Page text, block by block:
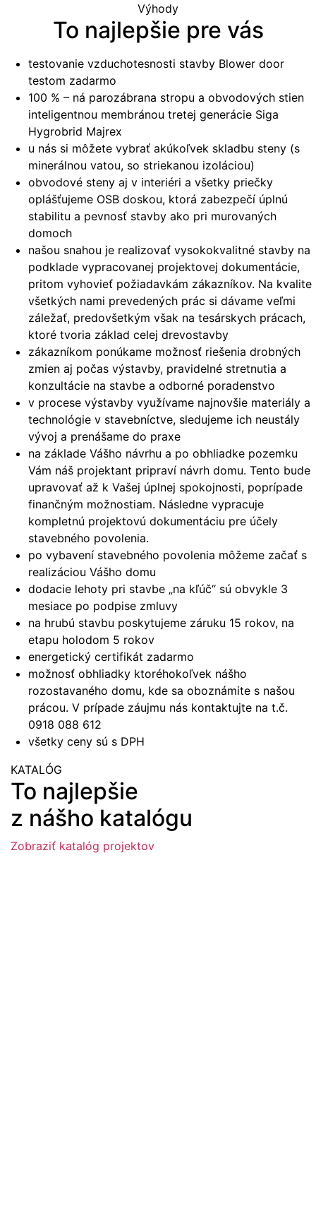
Výhody
To najlepšie pre vás
testovanie vzduchotesnosti stavby Blower door
testom zadarmo
100 % – ná parozábrana stropu a obvodových stien
inteligentnou membránou tretej generácie Siga
Hygrobrid Majrex
u nás si môžete vybrať akúkoľvek skladbu steny (s
minerálnou vatou, so striekanou izoláciou)
obvodové steny aj v interiéri a všetky priečky
oplášťujeme OSB doskou, ktorá zabezpečí úplnú
stabilitu a pevnosť stavby ako pri murovaných
domoch
našou snahou je realizovať vysokokvalitné stavby na
podklade vypracovanej projektovej dokumentácie,
pritom vyhovieť požiadavkám zákazníkov. Na kvalite
všetkých nami prevedených prác si dávame veľmi
záležať, predovšetkým však na tesárskych prácach,
ktoré tvoria základ celej drevostavby
zákazníkom ponúkame možnosť riešenia drobných
zmien aj počas výstavby, pravidelné stretnutia a
konzultácie na stavbe a odborné poradenstvo
v procese výstavby využívame najnovšie materiály a
technológie v stavebníctve, sledujeme ich neustály
vývoj a prenášame do praxe
na základe Vášho návrhu a po obhliadke pozemku
Vám náš projektant pripraví návrh domu. Tento bude
upravovať až k Vašej úplnej spokojnosti, poprípade
finančným možnostiam. Následne vypracuje
kompletnú projektovú dokumentáciu pre účely
stavebného povolenia.
po vybavení stavebného povolenia môžeme začať s
realizáciou Vášho domu
dodacie lehoty pri stavbe „na kľúč“ sú obvykle 3
mesiace po podpise zmluvy
na hrubú stavbu poskytujeme záruku 15 rokov, na
etapu holodom 5 rokov
energetický certifikát zadarmo
možnosť obhliadky ktoréhokoľvek nášho
rozostavaného domu, kde sa oboznámite s našou
prácou. V prípade záujmu nás kontaktujte na t.č.
0918 088 612
všetky ceny sú s DPH
KATALÓG
To najlepšie
z nášho katalógu
Zobraziť katalóg projektov